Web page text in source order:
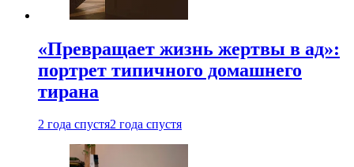
«Превращает жизнь жертвы в ад»:
портрет типичного домашнего
тирана
2 года спустя2 года спустя